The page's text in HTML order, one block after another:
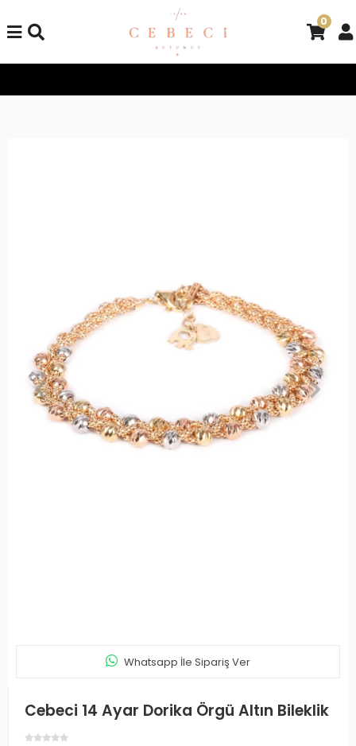
0
Whatsapp İle Sipariş Ver
Cebeci 14 Ayar Dorika Örgü Altın Bileklik